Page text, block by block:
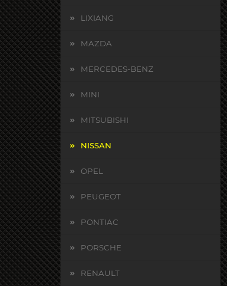
LIXIANG
MAZDA
MERCEDES-BENZ
MINI
MITSUBISHI
NISSAN
OPEL
PEUGEOT
PONTIAC
PORSCHE
RENAULT